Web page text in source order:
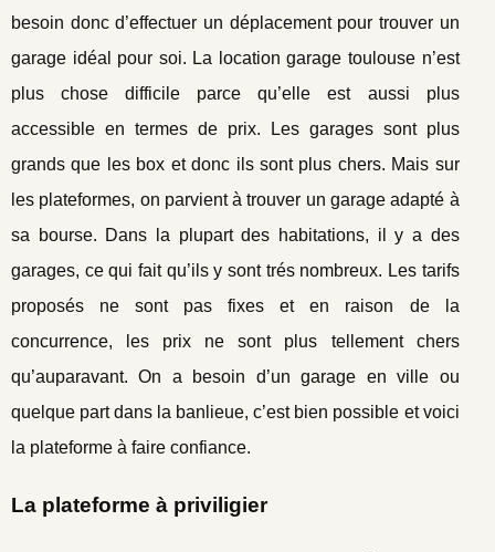
besoin donc d’effectuer un déplacement pour trouver un
garage idéal pour soi. La location garage toulouse n’est
plus chose difficile parce qu’elle est aussi plus
accessible en termes de prix. Les garages sont plus
grands que les box et donc ils sont plus chers. Mais sur
les plateformes, on parvient à trouver un garage adapté à
sa bourse. Dans la plupart des habitations, il y a des
garages, ce qui fait qu’ils y sont trés nombreux. Les tarifs
proposés ne sont pas fixes et en raison de la
concurrence, les prix ne sont plus tellement chers
qu’auparavant. On a besoin d’un garage en ville ou
quelque part dans la banlieue, c’est bien possible et voici
la plateforme à faire confiance.
La plateforme à priviligier